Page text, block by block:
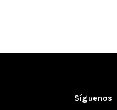
Síguenos